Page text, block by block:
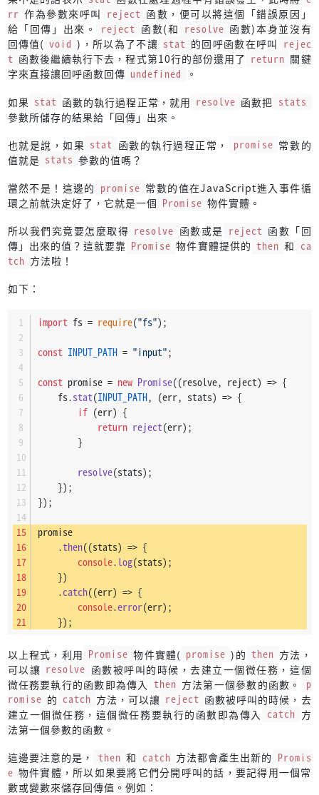
rr 作為參數來呼叫 reject 函數，便可以將這個「錯誤原因」
給「回傳」出來。
reject 函數(和 resolve 函數)本身並沒有
回傳值( void )，所以為了不讓 stat 的回呼函數在呼叫 rejec
t 函數後繼續執行下去，程式第10行的部份還用了 return 關鍵
字來直接讓回呼函數回傳 undefined
。
如果 stat 函數的執行過程正常，就用 resolve 函數把 stats
參數所儲存的結果給「回傳」出來。
也就是說，如果 stat 函數的執行過程正常， promise 常數的
值就是 stats 參數的值嗎？
當然不是！這邊的 promise 常數的值在JavaScript進入事件循
環之前就決定好了，它就是一個 Promise 物件實體。
所以我們究竟要怎麼取得 resolve 函數或是 reject 函數「回
傳」出來的值？這就要靠 Promise 物件實體提供的 then 和 ca
tch 方法啦！
如下：
import fs = require("fs");
const INPUT_PATH = "input";
const promise = new Promise((resolve, reject) => {
    fs.
stat(INPUT_PATH, (err, stats) => {
if (err) {
return reject(err);
        }
resolve(stats);
    });
});
promise
    .
then((stats) => {
console. log(stats);
    })
    .
catch((err) => {
console.error(err);
    });
以上程式，利用 Promise 物件實體( promise )的 then 方法，
可以讓 resolve 函數被呼叫的時候，去建立一個微任務，這個
微任務要執行的函數即為傳入 then 方法第一個參數的函數。
p
romise 的 catch 方法，可以讓 reject 函數被呼叫的時候，去
建立一個微任務，這個微任務要執行的函數即為傳入
catch 方
法第一個參數的函數。
這邊要注意的是，
then 和 catch 方法都會產生出新的 Promis
e 物件實體，所以如果要將它們分開呼叫的話，要記得用一個常
數或變數來儲存回傳值。例如：